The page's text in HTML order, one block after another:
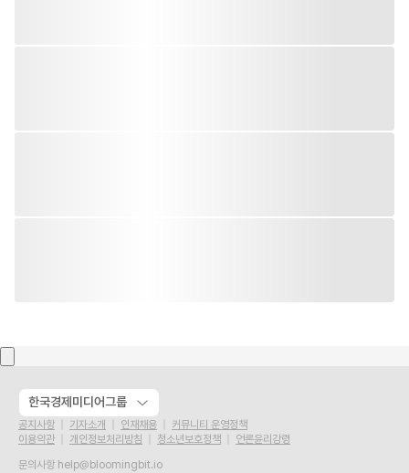
한국경제미디어그룹
공지사항 기자소개 인재채용
커뮤니티 운영정책
이용약관
개인정보처리방침 청소년보호정책
언론윤리강령
문의사항 help@bloomingbit.io